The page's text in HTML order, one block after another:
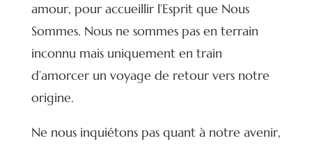
amour, pour accueillir l’Esprit que Nous
Sommes. Nous ne sommes pas en terrain
inconnu mais uniquement en train
d’amorcer un voyage de retour vers notre
origine.
Ne nous inquiétons pas quant à notre avenir,